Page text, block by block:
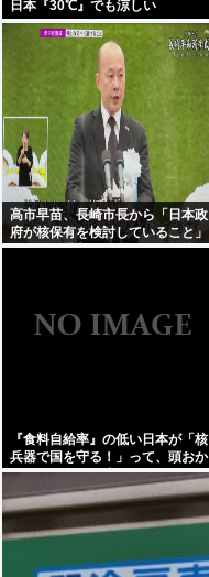
日本『30℃』でも涼しい
高市早苗、長崎市長から「日本政
府が核保有を検討していること」
を公然と批判され思いっきり睨み
『食料自給率』の低い日本が「核
兵器で国を守る！」って、頭おか
しくね？食べ物止められたら終わ
りじゃん